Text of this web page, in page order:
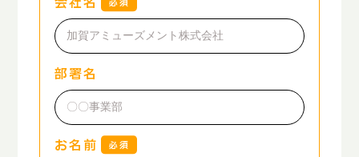
必須
部署名
お名前 必須